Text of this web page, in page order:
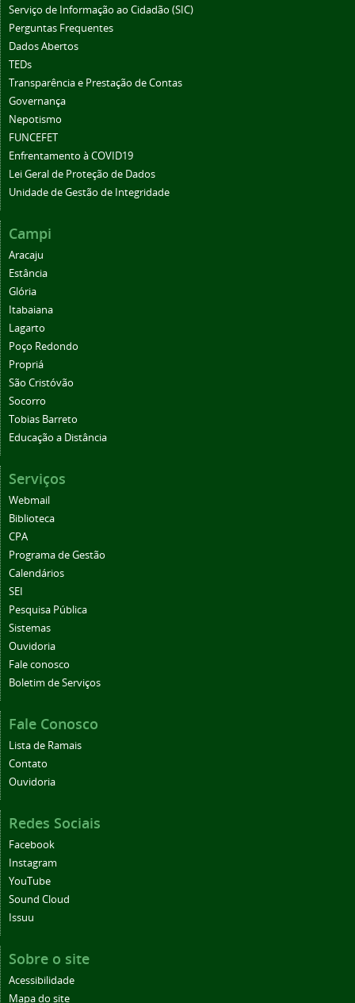
Serviço de Informação ao Cidadão (SIC)
Perguntas Frequentes
Dados Abertos
TEDs
Transparência e Prestação de Contas
Governança
Nepotismo
FUNCEFET
Enfrentamento à COVID19
Lei Geral de Proteção de Dados
Unidade de Gestão de Integridade
Campi
Aracaju
Estância
Glória
Itabaiana
Lagarto
Poço Redondo
Propriá
São Cristóvão
Socorro
Tobias Barreto
Educação a Distância
Serviços
Webmail
Biblioteca
CPA
Programa de Gestão
Calendários
SEI
Pesquisa Pública
Sistemas
Ouvidoria
Fale conosco
Boletim de Serviços
Fale Conosco
Lista de Ramais
Contato
Ouvidoria
Redes Sociais
Facebook
Instagram
YouTube
Sound Cloud
Issuu
Sobre o site
Acessibilidade
Mapa do site